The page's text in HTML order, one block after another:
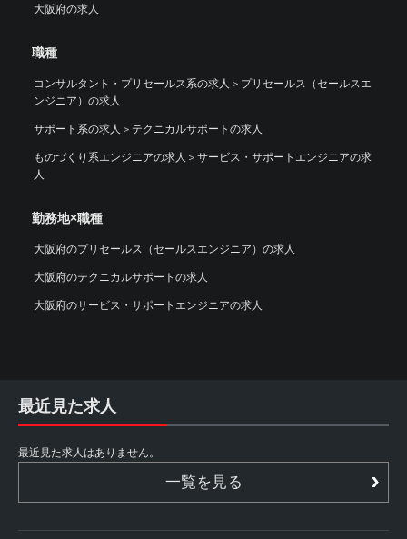
大阪府の求人
職種
コンサルタント・プリセールス系の求人 ＞ プリセールス（セールスエ
ンジニア）の求人
サポート系の求人 ＞ テクニカルサポートの求人
ものづくり系エンジニアの求人 ＞ サービス・サポートエンジニアの求
人
勤務地×職種
大阪府のプリセールス（セールスエンジニア）の求人
大阪府のテクニカルサポートの求人
大阪府のサービス・サポートエンジニアの求人
最近見た求人
最近見た求人はありません。
一覧を見る